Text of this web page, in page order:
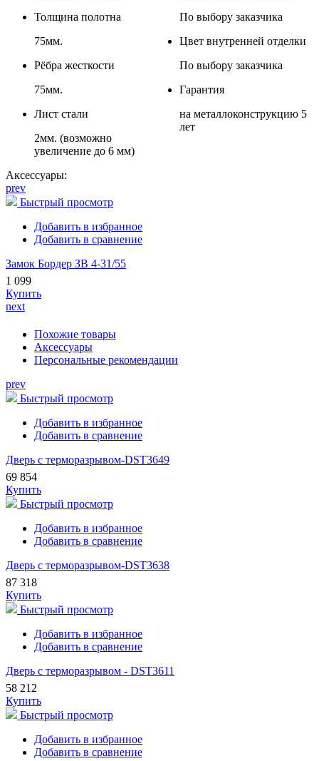
Толщина полотна
75мм.
Рёбра жесткости
75мм.
Лист стали
2мм. (возможно
увеличение до 6 мм)
По выбору заказчика
Цвет внутренней отделки
По выбору заказчика
Гарантия
на металлоконструкцию 5
лет
Аксессуары:
prev
Быстрый просмотр
Добавить в избранное
Добавить в сравнение
Замок Бордер ЗВ 4-31/55
1 099
Купить
next
Похожие товары
Аксессуары
Персональные рекомендации
prev
Быстрый просмотр
Добавить в избранное
Добавить в сравнение
Дверь с терморазрывом-DST3649
69 854
Купить
Быстрый просмотр
Добавить в избранное
Добавить в сравнение
Дверь с терморазрывом-DST3638
87 318
Купить
Быстрый просмотр
Добавить в избранное
Добавить в сравнение
Дверь с терморазрывом - DST3611
58 212
Купить
Быстрый просмотр
Добавить в избранное
Добавить в сравнение